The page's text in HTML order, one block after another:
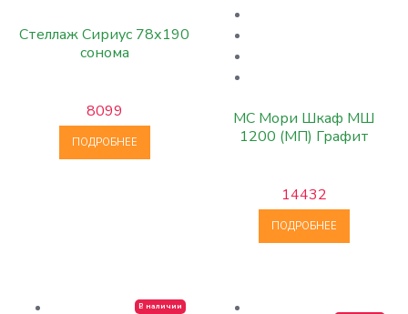
Стеллаж Сириус 78х190
сонома
8099
ПОДРОБНЕЕ
МС Мори Шкаф МШ
1200 (МП) Графит
14432
ПОДРОБНЕЕ
В наличии